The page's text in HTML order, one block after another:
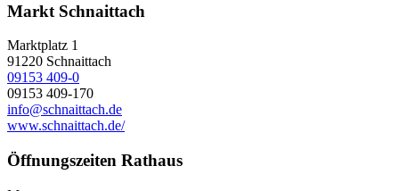
Markt Schnaittach
Marktplatz 1
91220 Schnaittach
09153 409-0
09153 409-170
info@schnaittach.de
www.schnaittach.de/
Öffnungszeiten Rathaus